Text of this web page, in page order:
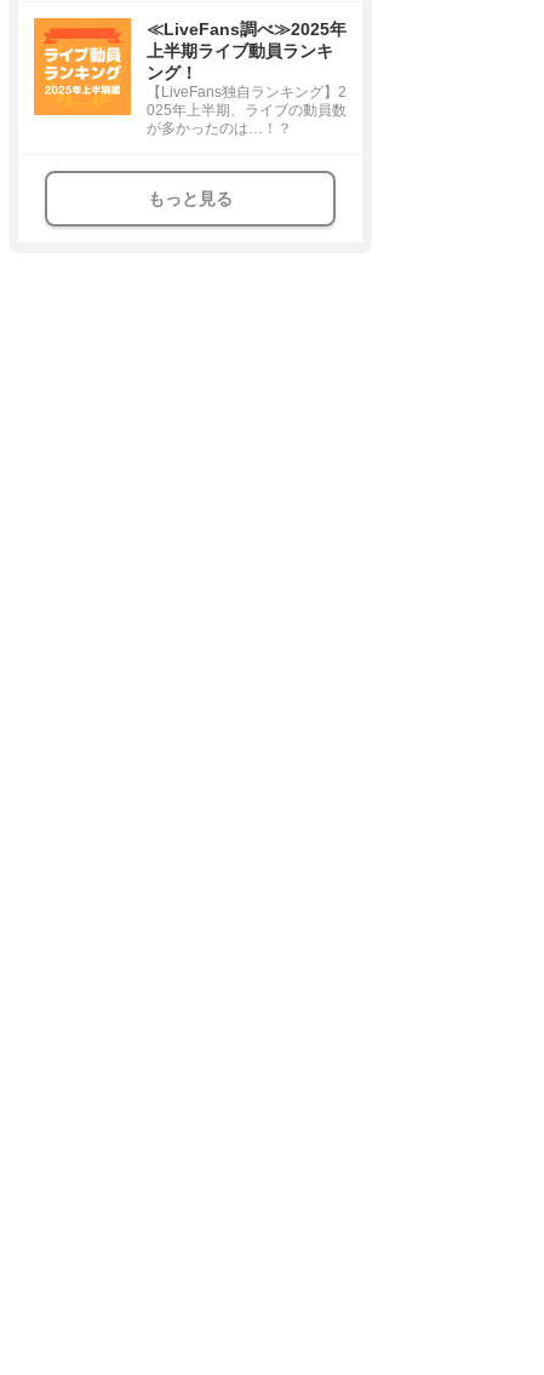
≪LiveFans調べ≫2025年
上半期ライブ動員ランキ
ング！
【LiveFans独自ランキング】2
025年上半期、ライブの動員数
が多かったのは…！？
もっと見る